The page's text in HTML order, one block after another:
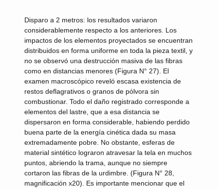
Disparo a 2 metros: los resultados variaron
considerablemente respecto a los anteriores. Los
impactos de los elementos proyectados se encuentran
distribuidos en forma uniforme en toda la pieza textil, y
no se observó una destrucción masiva de las fibras
como en distancias menores (Figura N° 27). El
examen macroscópico reveló escasa existencia de
restos deflagrativos o granos de pólvora sin
combustionar. Todo el daño registrado corresponde a
elementos del lastre, que a esa distancia se
dispersaron en forma considerable, habiendo perdido
buena parte de la energía cinética dada su masa
extremadamente pobre. No obstante, esferas de
material sintético lograron atravesar la tela en muchos
puntos, abriendo la trama, aunque no siempre
cortaron las fibras de la urdimbre. (Figura N° 28,
magnificación x20). Es importante mencionar que el